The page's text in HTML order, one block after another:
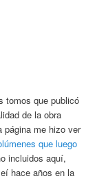
tomos que publicó
de la obra
página me hizo ver
que luego
incluidos aquí,
hace años en la